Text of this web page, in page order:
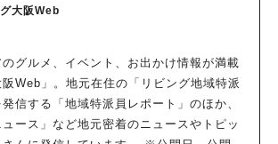
大阪Web
グルメ、イベント、お出かけ情報が満載
Web」。地元在住の「リビング地域特派
信する「地域特派員レポート」のほか、
ュース」など地元密着のニュースやトピッ